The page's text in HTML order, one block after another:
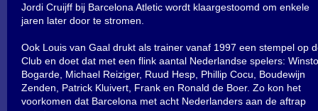
Jordi Cruijff bij Barcelona Atletic wordt klaargestoomd om enkele
jaren later door te stromen.
Ook Louis van Gaal drukt als trainer vanaf 1997 een stempel op
Club en doet dat met een flink aantal Nederlandse spelers:
Bogarde, Michael Reiziger, Ruud Hesp, Phillip Cocu, Boudewijn
Zenden, Patrick Kluivert, Frank en Ronald de Boer. Zo kon het
voorkomen dat Barcelona met acht Nederlanders aan de aftrap